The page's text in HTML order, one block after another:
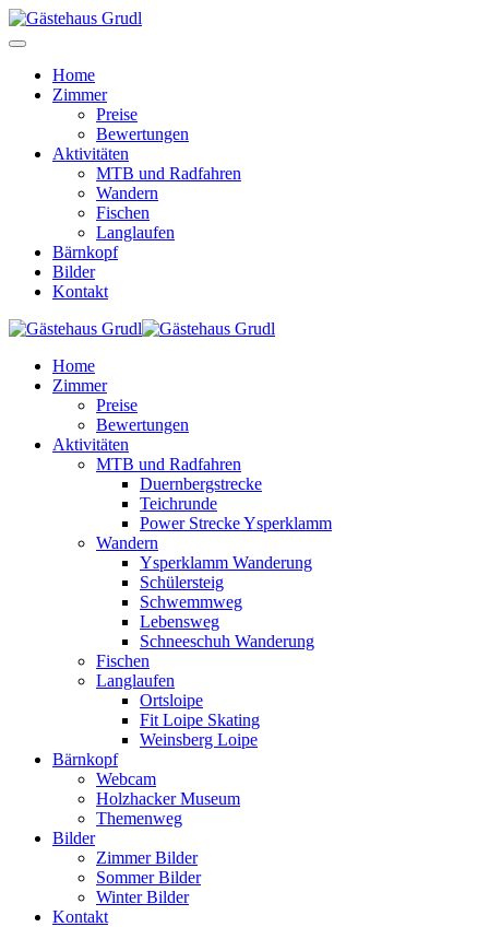
Home
Zimmer
Preise
Bewertungen
Aktivitäten
MTB und Radfahren
Wandern
Fischen
Langlaufen
Bärnkopf
Bilder
Kontakt
Home
Zimmer
Preise
Bewertungen
Aktivitäten
MTB und Radfahren
Duernbergstrecke
Teichrunde
Power Strecke Ysperklamm
Wandern
Ysperklamm Wanderung
Schülersteig
Schwemmweg
Lebensweg
Schneeschuh Wanderung
Fischen
Langlaufen
Ortsloipe
Fit Loipe Skating
Weinsberg Loipe
Bärnkopf
Webcam
Holzhacker Museum
Themenweg
Bilder
Zimmer Bilder
Sommer Bilder
Winter Bilder
Kontakt